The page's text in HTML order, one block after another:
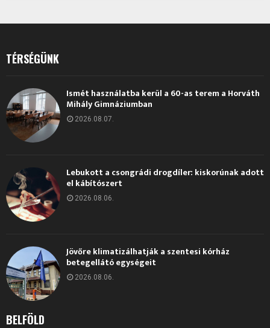
TÉRSÉGÜNK
Ismét használatba kerül a 60-as terem a Horváth
Mihály Gimnáziumban
2026.08.07.
Lebukott a csongrádi drogdíler: kiskorúnak adott
el kábítószert
2026.08.06.
Jövőre klimatizálhatják a szentesi kórház
betegellátó egységeit
2026.08.06.
BELFÖLD